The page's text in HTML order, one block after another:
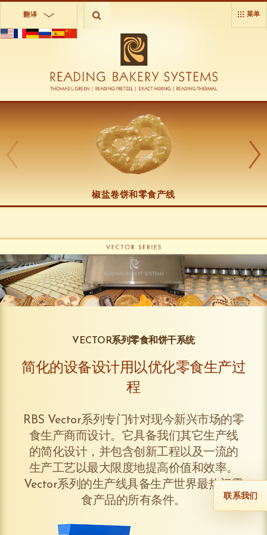
翻译 菜单
椒盐卷饼和零食产线
VECTOR系列零食和饼干系统
简化的设备设计用以优化零食生产过
程
RBS Vector系列专门针对现今新兴市场的零
食生产商而设计。它具备我们其它生产线
的简化设计，并包含创新工程以及一流的
生产工艺以最大限度地提高价值和效率。
Vector系列的生产线具备生产世界最热门零
食产品的所有条件。
联系我们